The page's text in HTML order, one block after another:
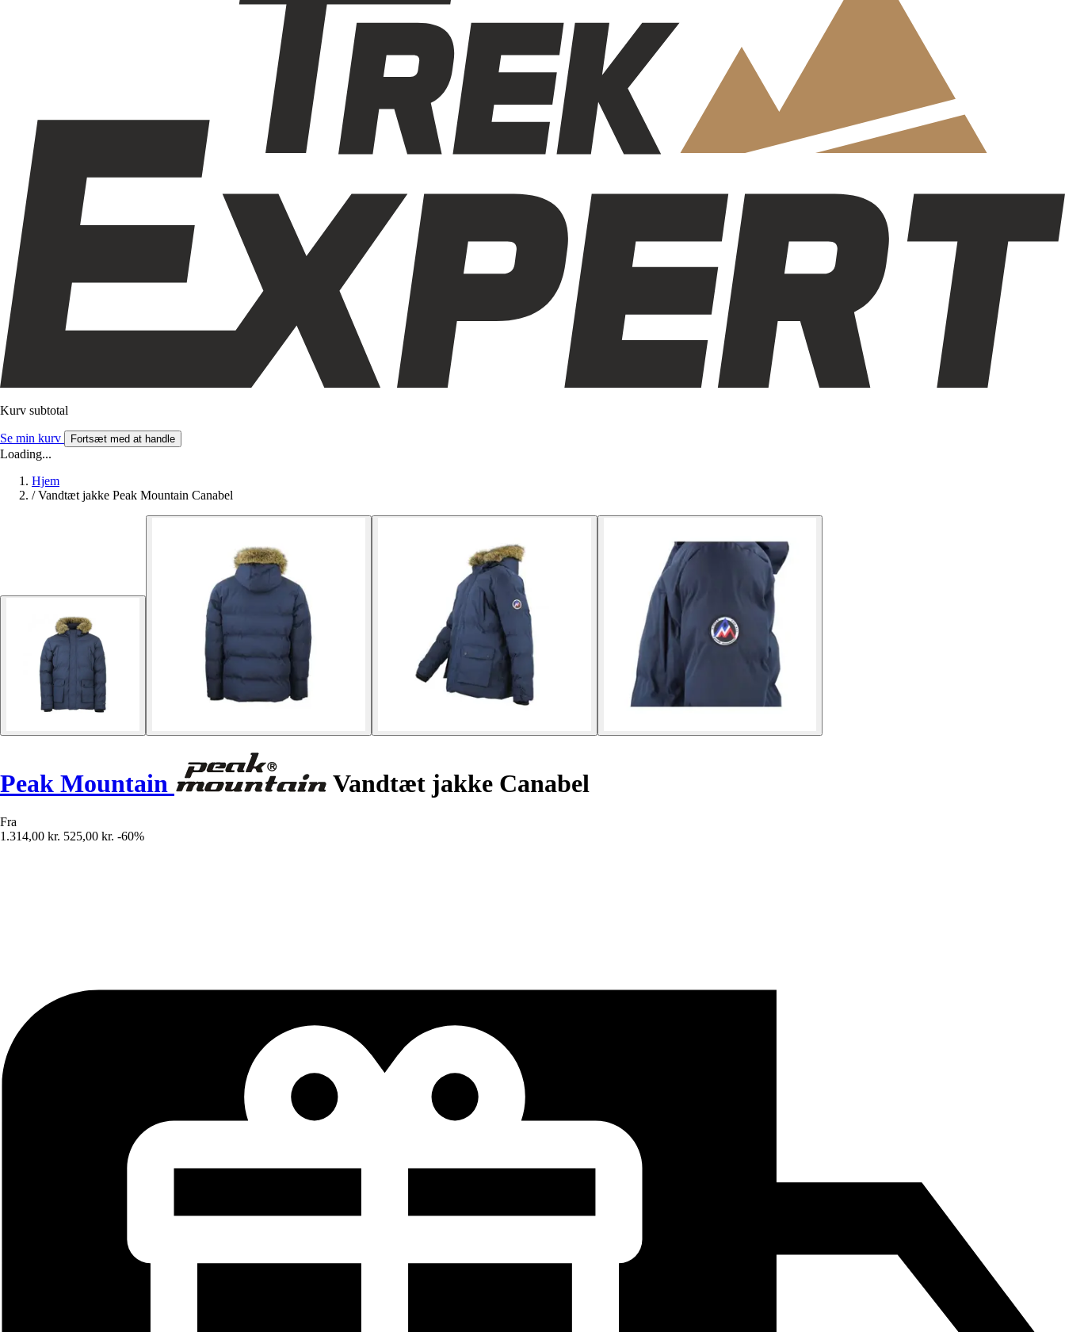
Kurv subtotal
Se min kurv Fortsæt med at handle
Loading...
Hjem
/ Vandtæt jakke Peak Mountain Canabel
Peak Mountain Vandtæt jakke Canabel
Fra
1.314,00 kr. 525,00 kr. -60%